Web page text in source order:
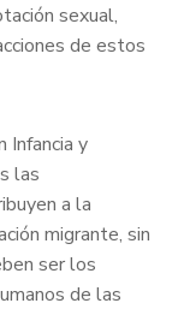
sexual,
de estos
Infancia y
las
a la
migrante, sin
ser los
de las